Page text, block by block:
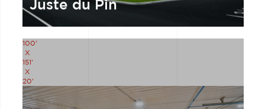
Juste du Pin
100'
X
151'
X
20'